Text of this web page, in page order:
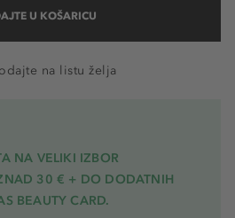
U KOŠARICU
na listu želja
NA VELIKI IZBOR
30 € + DO DODATNIH
BEAUTY CARD.